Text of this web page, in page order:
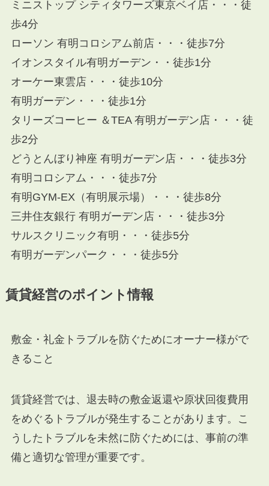
ミニストップ シティタワーズ東京ベイ店・・・徒
歩4分
ローソン 有明コロシアム前店・・・徒歩7分
イオンスタイル有明ガーデン・・徒歩1分
オーケー東雲店・・・徒歩10分
有明ガーデン・・・徒歩1分
タリーズコーヒー ＆TEA 有明ガーデン店・・・徒
歩2分
どうとんぼり神座 有明ガーデン店・・・徒歩3分
有明コロシアム・・・徒歩7分
有明GYM-EX（有明展示場）・・・徒歩8分
三井住友銀行 有明ガーデン店・・・徒歩3分
サルスクリニック有明・・・徒歩5分
有明ガーデンパーク・・・徒歩5分
賃貸経営のポイント情報
敷金・礼金トラブルを防ぐためにオーナー様がで
きること
賃貸経営では、退去時の敷金返還や原状回復費用
をめぐるトラブルが発生することがあります。こ
うしたトラブルを未然に防ぐためには、事前の準
備と適切な管理が重要です。